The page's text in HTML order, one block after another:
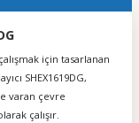
için tasarlanan
SHEX1619DG,
varan çevre
çalışır.